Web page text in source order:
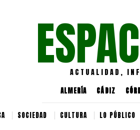
ACTUALIDAD,
ALMERÍA CÁDIZ
SOCIEDAD CULTURA LO PÚBLICO